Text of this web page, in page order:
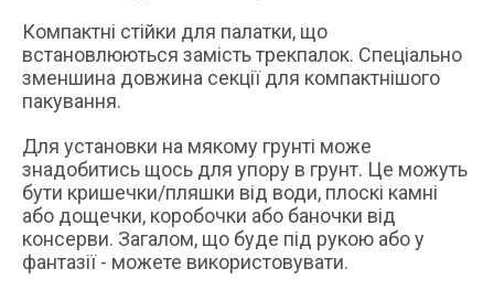
Компактні стійки для палатки, що
встановлюються замість трекпалок. Спеціально
зменшина довжина секції для компактнішого
пакування.
Для установки на мякому грунті може
знадобитись щось для упору в грунт. Це можуть
бути кришечки/пляшки від води, плоскі камні
або дощечки, коробочки або баночки від
консерви. Загалом, що буде під рукою або у
фантазії - можете використовувати.